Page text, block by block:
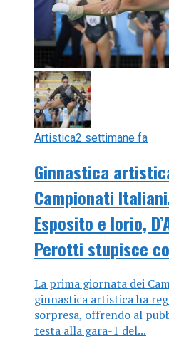
Artistica2 settimane fa
Ginnastica
Campionati
Esposito e Iorio,
Perotti stupisce
La prima giornata dei
ginnastica artistica ha
sorpresa, offrendo al
testa alla gara-1 del...